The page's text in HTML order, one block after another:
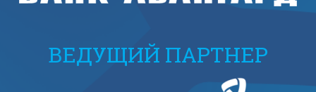
ВЕДУЩИЙ ПАРТНЕР